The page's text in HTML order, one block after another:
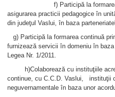
f) Participă la formarea
asigurarea practicii pedagogice în
din judeţul Vaslui, în baza
g) Participă la formarea continuă
furnizează servicii în domeniu în
Legea Nr. 1/2011.
h)Colaborează cu instituţiile
continue, cu C.C.D. Vaslui, instituţii
neguvernamentale în baza unor